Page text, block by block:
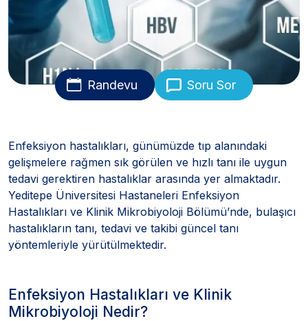
Randevu Soru Sor
Enfeksiyon hastalıkları, günümüzde tıp alanındaki
gelişmelere rağmen sık görülen ve hızlı tanı ile uygun
tedavi gerektiren hastalıklar arasında yer almaktadır.
Yeditepe Üniversitesi Hastaneleri Enfeksiyon
Hastalıkları ve Klinik Mikrobiyoloji Bölümü’nde, bulaşıcı
hastalıkların tanı, tedavi ve takibi güncel tanı
yöntemleriyle yürütülmektedir.
Enfeksiyon Hastalıkları ve Klinik
Mikrobiyoloji Nedir?